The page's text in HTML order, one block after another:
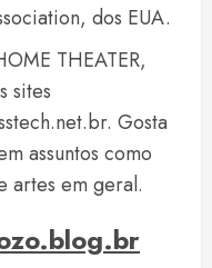
dos EUA.
THEATER,
sites
Gosta
assuntos como
artes em geral.